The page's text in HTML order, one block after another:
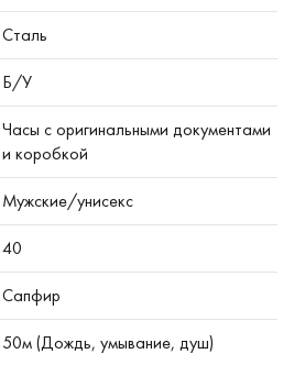
Сталь
Б/У
Часы с оригинальными документами
и коробкой
Мужские/унисекс
40
Сапфир
50м (Дождь, умывание, душ)